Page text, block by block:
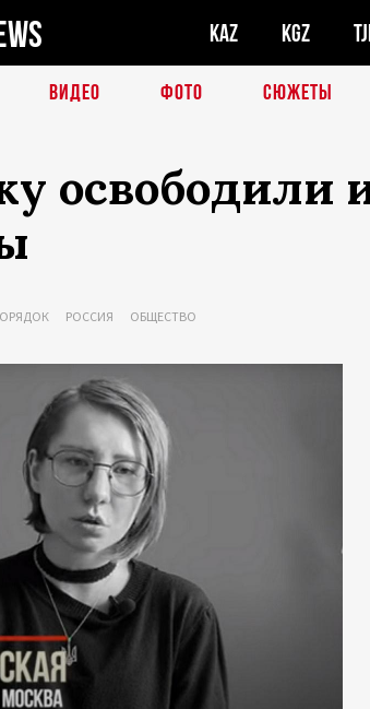
KAZ KGZ
ВИДЕО ФОТО СЮЖЕТЫ
освободили
РОССИЯ ОБЩЕСТВО